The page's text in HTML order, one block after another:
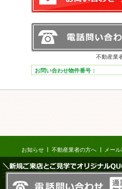
不動産業
お問い合わせ物件番号：
＼新規ご来店とご見学でオリジナル
お知らせ 不動産業者の方へ メー